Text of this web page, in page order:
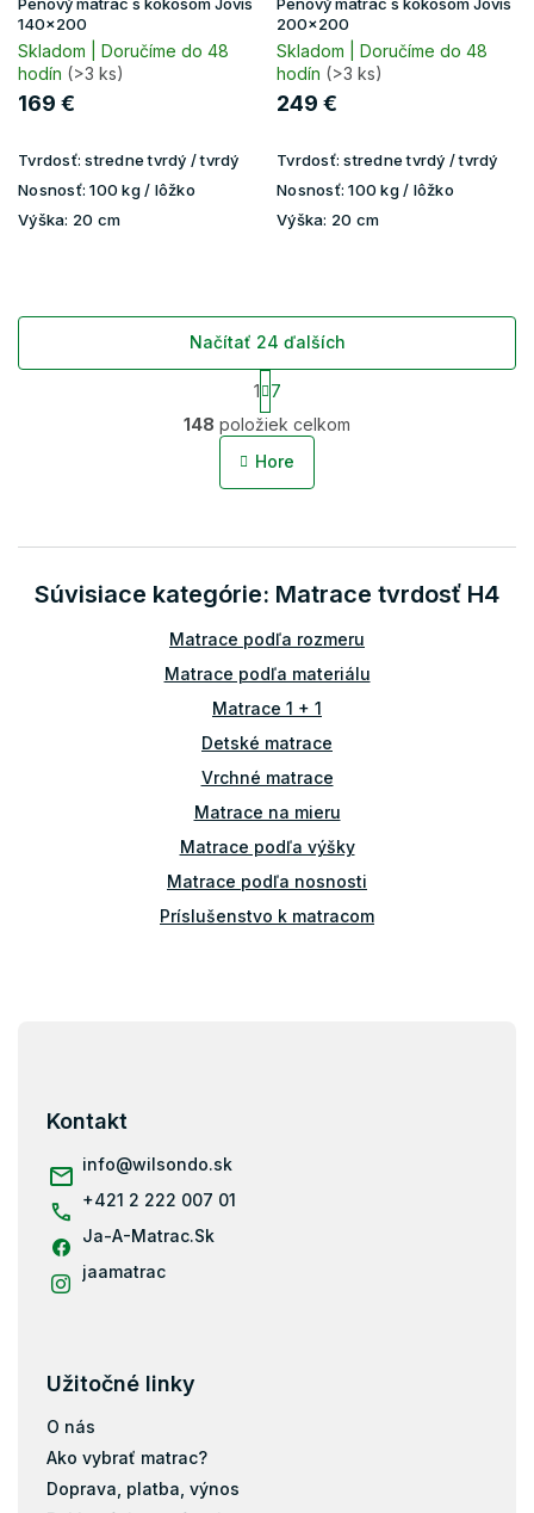
140x200
Skladom | Doručíme do 48
hodín (>3 ks)
169 €
Tvrdosť: stredne tvrdý / tvrdý
Nosnosť: 100 kg / lôžko
Výška: 20 cm
200x200
Skladom | Doručíme do 48
hodín (>3 ks)
249 €
Tvrdosť: stredne tvrdý / tvrdý
Nosnosť: 100 kg / lôžko
Výška: 20 cm
O
v
l
c
e
r
v
k
y
ý
p
s
u
Načítať 24 ďalších
S
t
r
á
n
e
1
7
148 položiek celkom
Hore
Súvisiace kategórie: Matrace tvrdosť H4
Matrace podľa rozmeru
Matrace podľa materiálu
Matrace 1 + 1
Detské matrace
Vrchné matrace
Matrace na mieru
Matrace podľa výšky
Matrace podľa nosnosti
Príslušenstvo k matracom
Kontakt
info@wilsondo.sk
+421 2 222 007 01
Ja-A-Matrac.Sk
jaamatrac
Užitočné linky
O nás
Ako vybrať matrac?
Doprava, platba, výnos